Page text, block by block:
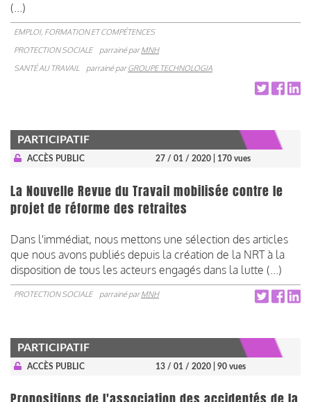
(...)
EMPLOI, FORMATION ET COMPÉTENCES
PROTECTION SOCIALE
parrainé parMNH
SANTÉ AU TRAVAIL
parrainé parGROUPE TECHNOLOGIA
PARTICIPATIF
ACCÈS PUBLIC 27 / 01 / 2020 | 170 vues
La Nouvelle Revue du Travail mobilisée contre le
projet de réforme des retraites
Dans l'immédiat, nous mettons une sélection des articles
que nous avons publiés depuis la création de la NRT à la
disposition de tous les acteurs engagés dans la lutte (...)
PROTECTION SOCIALE parrainé parMNH
PARTICIPATIF
ACCÈS PUBLIC 13 / 01 / 2020 | 90 vues